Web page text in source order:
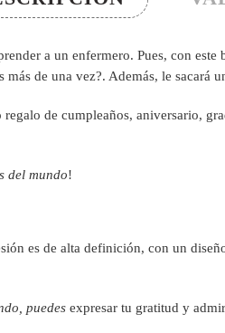
a un enfermero. Pues, con este
de una vez?. Además, le sacará
de cumpleaños, aniversario,
del mundo!
es de alta definición, con un
puedes expresar tu gratitud y